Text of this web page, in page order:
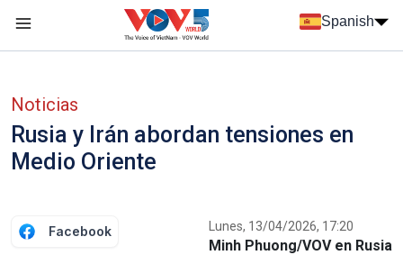
Spanish
Noticias
Rusia y Irán abordan tensiones en
Medio Oriente
Facebook Lunes, 13/04/2026, 17:20
Minh Phuong/VOV en Rusia